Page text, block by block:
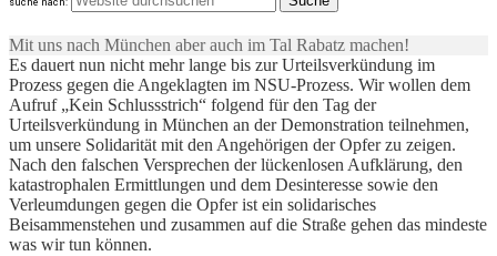
suche nach:
Mit uns nach München aber auch im Tal Rabatz machen!
Es dauert nun nicht mehr lange bis zur Urteilsverkündung im
Prozess gegen die Angeklagten im NSU-Prozess. Wir wollen dem
Aufruf „Kein Schlussstrich“ folgend für den Tag der
Urteilsverkündung in München an der Demonstration teilnehmen,
um unsere Solidarität mit den Angehörigen der Opfer zu zeigen.
Nach den falschen Versprechen der lückenlosen Aufklärung, den
katastrophalen Ermittlungen und dem Desinteresse sowie den
Verleumdungen gegen die Opfer ist ein solidarisches
Beisammenstehen und zusammen auf die Straße gehen das mindeste
was wir tun können.